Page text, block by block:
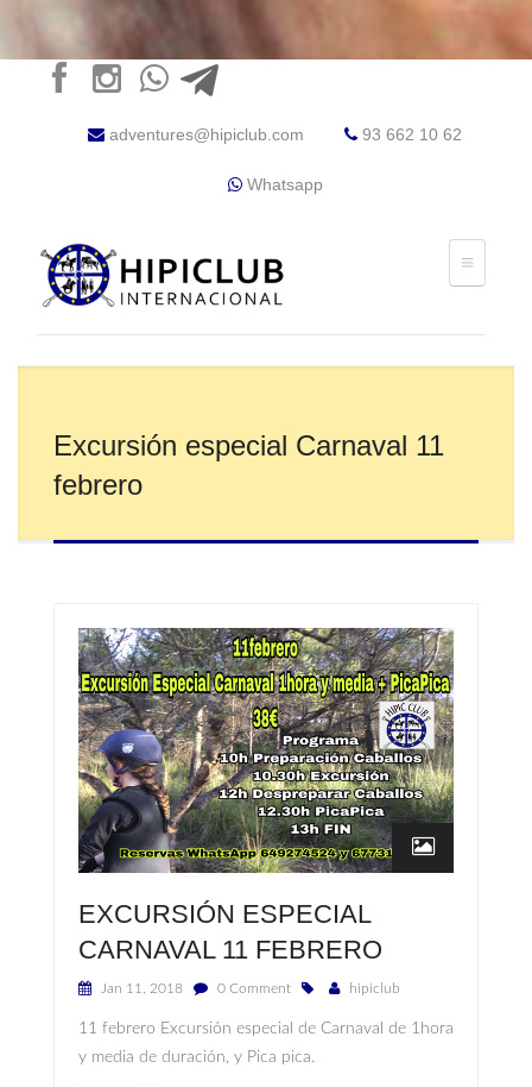
adventures@hipiclub.com 93 662 10 62
Whatsapp
Excursión especial Carnaval 11
febrero
EXCURSIÓN ESPECIAL
CARNAVAL 11 FEBRERO
Jan 11, 2018 0 Comment hipiclub
11 febrero Excursión especial de Carnaval de 1hora
y media de duración, y Pica pica.